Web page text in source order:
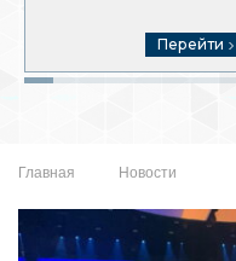
Перейти
Главная Новости